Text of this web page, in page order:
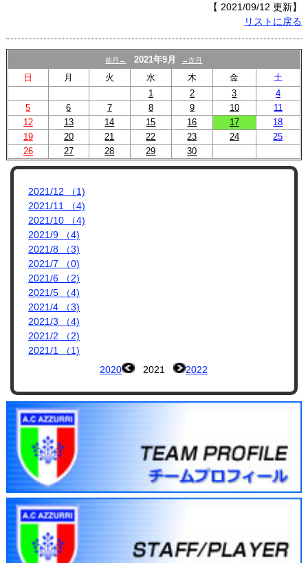
【 2021/09/12 更新】
リストに戻る
前月← 2021年9月 →次月
日 月 火 水 木 金
土
1
2 3
4
5
6 7 8 9 10
11
12
13 14 15 16 17
18
19
20 21 22 23 24
25
26
27 28 29 30
2021/12 （1)
2021/11 （4)
2021/10 （4)
2021/9 （4)
2021/8 （3)
2021/7 （0)
2021/6 （2)
2021/5 （4)
2021/4 （3)
2021/3 （4)
2021/2 （2)
2021/1 （1)
2020
2021 2022